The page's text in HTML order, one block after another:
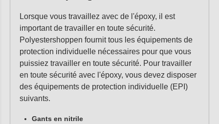
Lorsque vous travaillez avec de l'époxy, il est
important de travailler en toute sécurité.
Polyestershoppen fournit tous les équipements de
protection individuelle nécessaires pour que vous
puissiez travailler en toute sécurité. Pour travailler
en toute sécurité avec l'époxy, vous devez disposer
des équipements de protection individuelle (EPI)
suivants.
Gants en nitrile